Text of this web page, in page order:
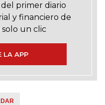
primer diario
y financiero de
solo un clic
LA APP